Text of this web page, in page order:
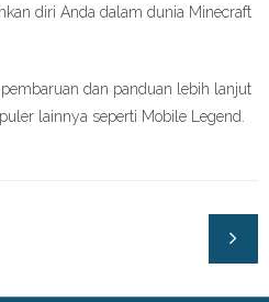
diri Anda dalam dunia Minecraft
dan panduan lebih lanjut
lainnya seperti Mobile Legend.